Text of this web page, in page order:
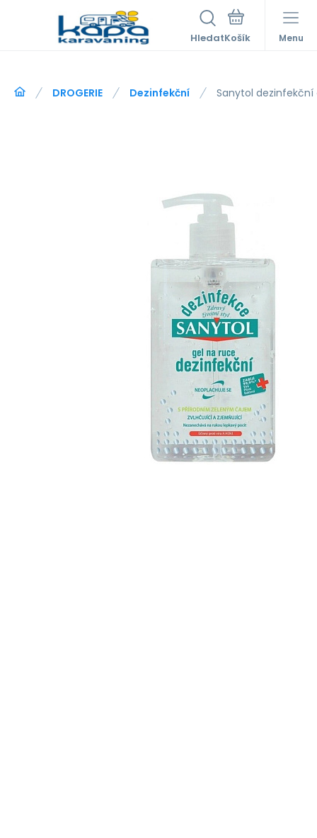
Hledat Menu
DROGERIE Dezinfekční Sanytol dezinfekční